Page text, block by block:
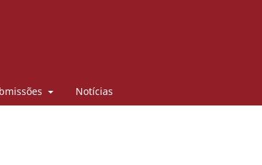
Notícias